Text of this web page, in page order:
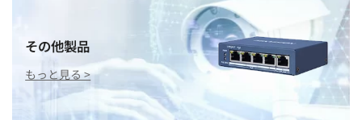
その他製品
もっと見る >